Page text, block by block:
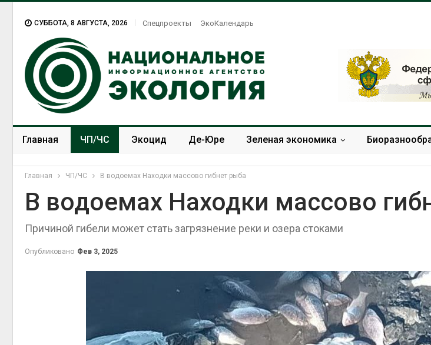
СУББОТА, 8 АВГУСТА, 2026 Спецпроекты ЭкоКалендарь
Главная ЧП/ЧС Экоцид Де-Юре Зеленая экономика
Главная ЧП/ЧС В водоемах Находки массово гибнет рыба
В водоемах Находки массово
Причиной гибели может стать загрязнение реки и озера стоками
Опубликовано Фев 3, 2025
Дождевая вода с крыш
Минприроды
потребовало ускорить
строительство мусорных
объектов и уборку
контейнерных площадок
Авг 7, 2026
Авг